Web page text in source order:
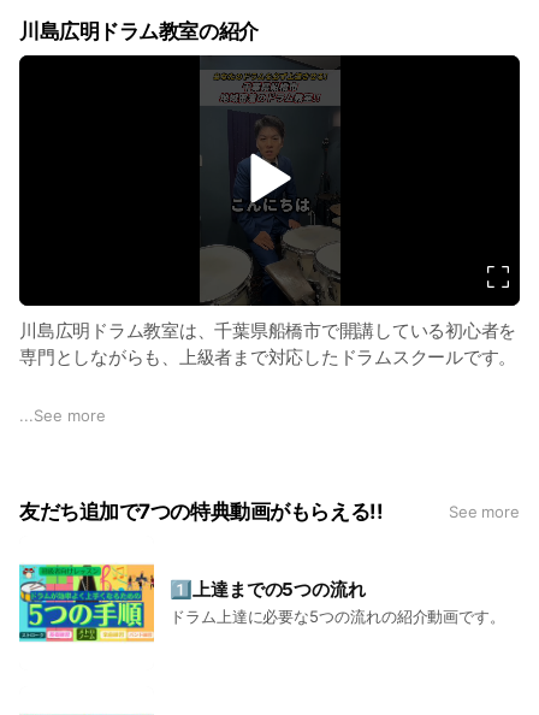
川島広明ドラム教室の紹介
v
d
e
o
川島広明ドラム教室は、千葉県船橋市で開講している初心者を
専門としながらも、上級者まで対応したドラムスクールです。
レッスンはすべて完全マンツーマンの個人レッスン。
対面レッスンのほか、オンラインレッスンにも対応しており、
学ぶことができます。
また、ドラム未経験の方でも無理なく始められるように、オン
ラインプログラム「初心者8週間プログラム」も実施していま
...See more
友だち追加で7つの特典動画がもらえる!! See more
1️⃣上達までの5つの流れ
ドラム上達に必要な5つの流れの紹介動画です。